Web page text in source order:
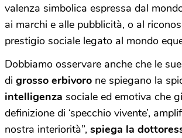
valenza simbolica espressa dal
ai marchi e alle pubblicità, o al
prestigio sociale legato al mondo
Dobbiamo osservare anche che le
di grosso erbivoro ne spiegano la
intelligenza sociale ed emotiva che
definizione di ‘specchio vivente’,
nostra interiorità”, spiega la